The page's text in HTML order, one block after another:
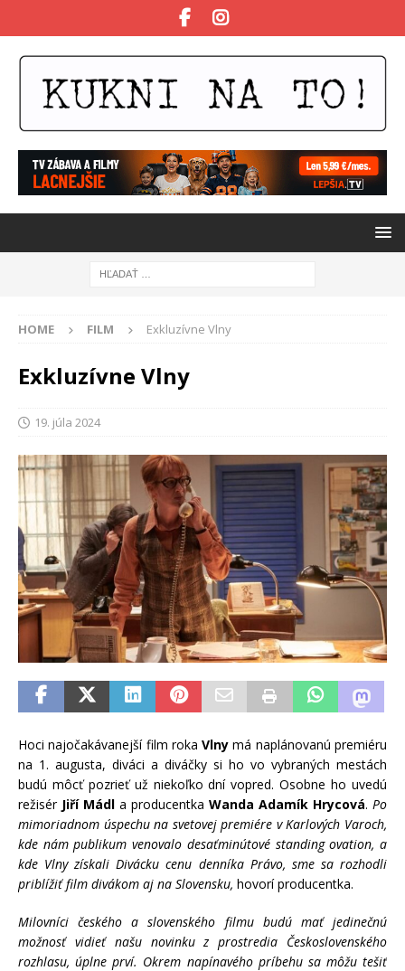
HOME FILM Exkluzívne Vlny
Exkluzívne Vlny
19. júla 2024
Hoci najočakávanejší film rokaVlny má naplánovanú premiéru
na 1. augusta, diváci a diváčky si ho vo vybraných mestách
budú môcť pozrieť už niekoľko dní vopred. Osobne ho uvedú
režisér Jiří Mádl a producentka Wanda Adamík Hrycová. Po
mimoriadnom úspechu na svetovej premiére v Karlových Varoch,
kde nám publikum venovalo desaťminútové standing ovation, a
kde Vlny získali Divácku cenu denníka Právo, sme sa rozhodli
priblížiť film divákom aj na Slovensku, hovorí producentka.
Milovníci českého a slovenského filmu budú mať jedinečnú
možnosť vidieť našu novinku z prostredia Československého
rozhlasu, úplne prví. Okrem napínavého príbehu sa môžu tešiť